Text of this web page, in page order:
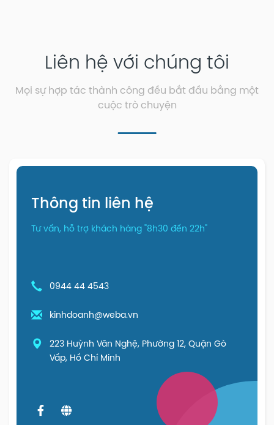
Liên hệ với chúng tôi
Mọi sự hợp tác thành công đều bắt đầu bằng một
cuộc trò chuyện
Thông tin liên hệ
Tư vấn, hỗ trợ khách hàng "8h30 đến 22h"
0944 44 4543
kinhdoanh@weba.vn
223 Huỳnh Văn Nghệ, Phường 12, Quận Gò
Vấp, Hồ Chí Minh